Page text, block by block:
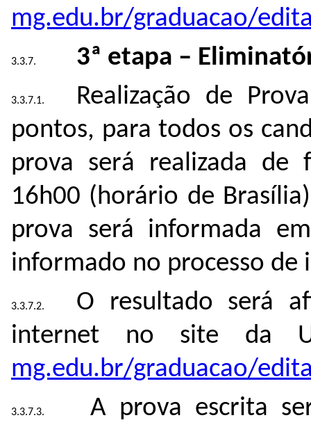
mg.edu.br/graduacao/
3ª etapa –
Realização de
pontos, para todos os
prova será realizada de
16h00 (horário de
prova será informada
informado no processo de
O resultado será
internet no site da
mg.edu.br/graduacao/
A prova escrita